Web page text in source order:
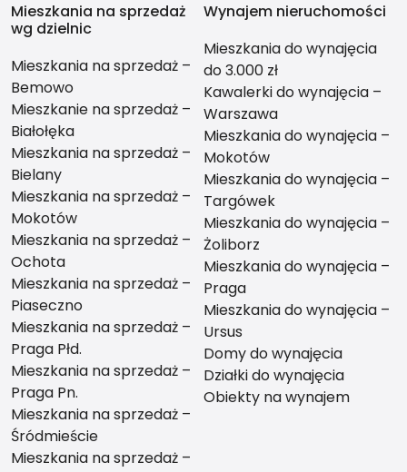
Mieszkania na sprzedaż
wg dzielnic
Mieszkania na sprzedaż –
Bemowo
Mieszkanie na sprzedaż –
Białołęka
Mieszkania na sprzedaż –
Bielany
Mieszkania na sprzedaż –
Mokotów
Mieszkania na sprzedaż –
Ochota
Mieszkania na sprzedaż –
Piaseczno
Mieszkania na sprzedaż –
Praga Płd.
Mieszkania na sprzedaż –
Praga Pn.
Mieszkania na sprzedaż –
Śródmieście
Mieszkania na sprzedaż –
Wynajem nieruchomości
Mieszkania do wynajęcia
do 3.000 zł
Kawalerki do wynajęcia –
Warszawa
Mieszkania do wynajęcia –
Mokotów
Mieszkania do wynajęcia –
Targówek
Mieszkania do wynajęcia –
Żoliborz
Mieszkania do wynajęcia –
Praga
Mieszkania do wynajęcia –
Ursus
Domy do wynajęcia
Działki do wynajęcia
Obiekty na wynajem